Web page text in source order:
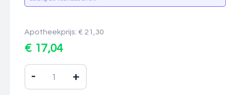
Apotheekprijs: € 21,30
€ 17,04
- +